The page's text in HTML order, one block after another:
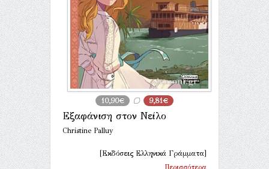
10,90€ 9,81€
Εξαφάνιση στον Νείλο
Christine Palluy
[Εκδόσεις Ελληνικά Γράμματα]
Περισσότερα